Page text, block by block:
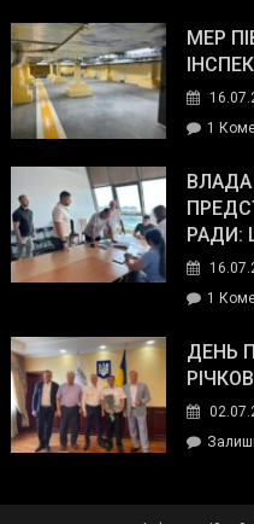
МЕР
1
ВЛАДА
РАДИ:
1
ДЕНЬ